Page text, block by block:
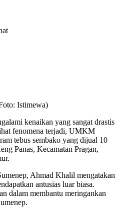
Istimewa)
kenaikan yang sangat drastis
fenomena terjadi, UMKM
tebus sembako yang dijual 10
Panas, Kecamatan Pragan,
Ahmad Khalil mengatakan
antusias luar biasa.
dalam membantu meringankan